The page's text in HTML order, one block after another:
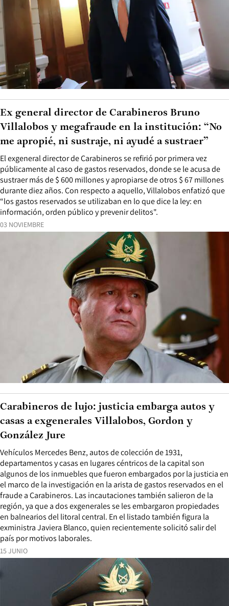
03 NOVIEMBRE
El exgeneral director de Carabineros se refirió por primera vez
públicamente al caso de gastos reservados, donde se le acusa de
sustraer más de $ 600 millones y apropiarse de otros $ 67 millones
durante diez años. Con respecto a aquello, Villalobos enfatizó que
“los gastos reservados se utilizaban en lo que dice la ley: en
información, orden público y prevenir delitos".
Ex general director de Carabineros Bruno
Villalobos y megafraude en la institución: “No
me apropié, ni sustraje, ni ayudé a sustraer”
15 JUNIO
Vehículos Mercedes Benz, autos de colección de 1931,
departamentos y casas en lugares céntricos de la capital son
algunos de los inmuebles que fueron embargados por la justicia en
el marco de la investigación en la arista de gastos reservados en el
fraude a Carabineros. Las incautaciones también salieron de la
región, ya que a dos exgenerales se les embargaron propiedades
en balnearios del litoral central. En el listado también figura la
exministra Javiera Blanco, quien recientemente solicitó salir del
país por motivos laborales.
Carabineros de lujo: justicia embarga autos y
casas a exgenerales Villalobos, Gordon y
González Jure